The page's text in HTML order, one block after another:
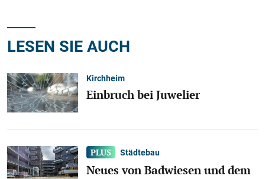
LESEN SIE AUCH
Kirchheim
Einbruch bei Juwelier
Städtebau
Neues von Badwiesen und dem